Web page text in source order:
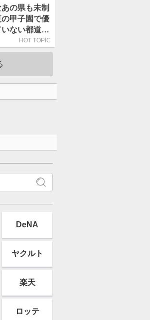
の県も未制
甲子園で優
ない都道府
HOT TOPIC
DeNA
ヤクルト
楽天
ロッテ